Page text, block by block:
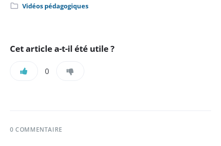
Catégorie
Vidéos pédagogiques
Cet article a-t-il été utile ?
0
0 COMMENTAIRE